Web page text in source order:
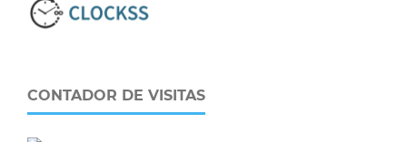
CONTADOR DE VISITAS